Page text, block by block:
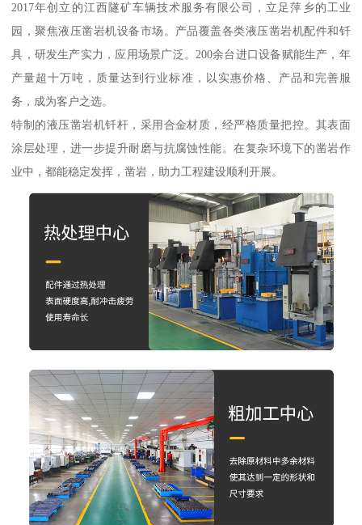
2017年创立的江西隧矿车辆技术服务有限公司，立足萍乡的工业
园，聚焦液压凿岩机设备市场。产品覆盖各类液压凿岩机配件和钎
具，研发生产实力，应用场景广泛。200余台进口设备赋能生产，年
产量超十万吨，质量达到行业标准，以实惠价格、产品和完善服
务，成为客户之选。
特制的液压凿岩机钎杆，采用合金材质，经严格质量把控。其表面
涂层处理，进一步提升耐磨与抗腐蚀性能。在复杂环境下的凿岩作
业中，都能稳定发挥，凿岩，助力工程建设顺利开展。